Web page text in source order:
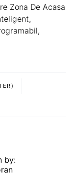
Zona De Acasa
,
,
by: